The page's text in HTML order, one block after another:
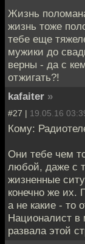
Жизнь
жизнь тоже
тебе еще
мужики до
верны - да с
отжигать?!
kafaiter »
#27 | 19.05.16
Кому:
Они тебе чем
любой, даже с
жизненные
конечно же их.
а не какие - то
Националист в
развала этой